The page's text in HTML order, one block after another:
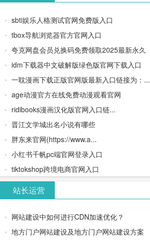
OpenAI最
新AI图像
生成器
境/深度集
成
Doubao-
1.5-pro与
高质量
PPT
sbti娱乐人格测试官网免费版入口
tbox导航浏览器官方官网入口
夸克网盘会员兑换码免费领取2025最新永久
idm下载器中文破解版绿色版官网下载入口
一耽漫画下载正版官网版最新入口链接为：...
age动漫官方在线免费动漫观看官网
ridibooks漫画汉化版官网入口链...
晋江文学城出名小说有哪些
胖东来官网(https://www.a...
小红书千帆pc端官网登录入口
tiktokshop跨境电商官网入口
站长运营
网站建设中如何进行CDN加速优化？
地方门户网站建设及地方门户网站建设方案